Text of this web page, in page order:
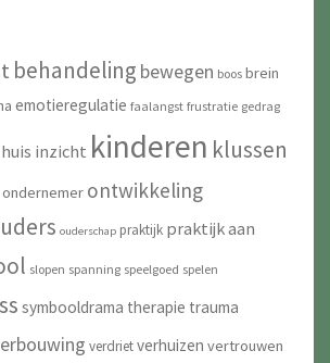
behandeling bewegen boos brein
emotieregulatie faalangst frustratie gedrag
huis inzicht kinderen klussen
ondernemer ontwikkeling
ouderschap praktijk praktijk aan
slopen spanning speelgoed spelen
symbooldrama therapie trauma
verdrietverhuizen vertrouwen